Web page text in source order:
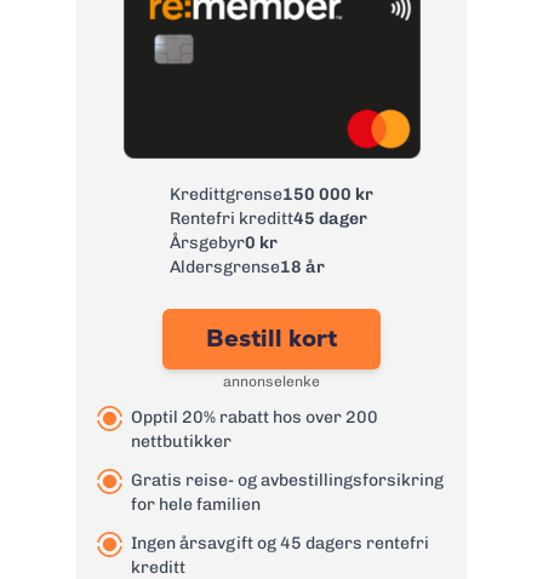
Kultur, Butikker,
Forsikring:
avbestillingsforsikring
tyveriforsikring
Årsgebyr:
0 kr
22,65%
Kontantuttak i
0 kr - renter løper
Kontantuttak i
bank:
0 kr - renter løper
fra uttaksdato
Gebyr
papirfaktura:
Valutapåslag:
Purregebyr:
35 kr
Kredittgrense150 000 kr
Rentefri kreditt45 dager
Årsgebyr0 kr
Aldersgrense18 år
Bestill kort
annonselenke
Opptil 20% rabatt hos over 200
nettbutikker
Gratis reise- og avbestillingsforsikring
for hele familien
Ingen årsavgift og 45 dagers rentefri
kreditt